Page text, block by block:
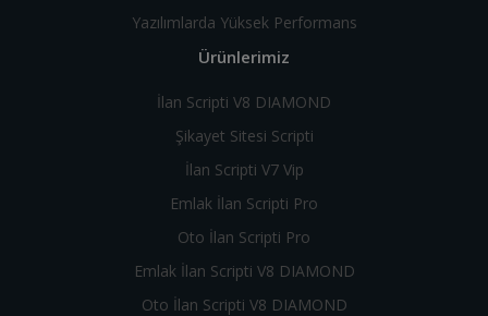
Yazılımlarda Yüksek Performans
Ürünlerimiz
İlan Scripti V8 DIAMOND
Şikayet Sitesi Scripti
İlan Scripti V7 Vip
Emlak İlan Scripti Pro
Oto İlan Scripti Pro
Emlak İlan Scripti V8 DIAMOND
Oto İlan Scripti V8 DIAMOND